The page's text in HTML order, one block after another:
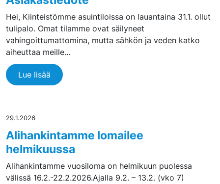
Hei, Kiinteistömme asuintiloissa on lauantaina 31.1. ollut
tulipalo. Omat tilamme ovat säilyneet
vahingoittumattomina, mutta sähkön ja veden katko
aiheuttaa meille…
Lue lisää
29.1.2026
Alihankintamme lomailee
helmikuussa
Alihankintamme vuosiloma on helmikuun puolessa
välissä 16.2.-22.2.2026.Ajalla 9.2. – 13.2. (vko 7)